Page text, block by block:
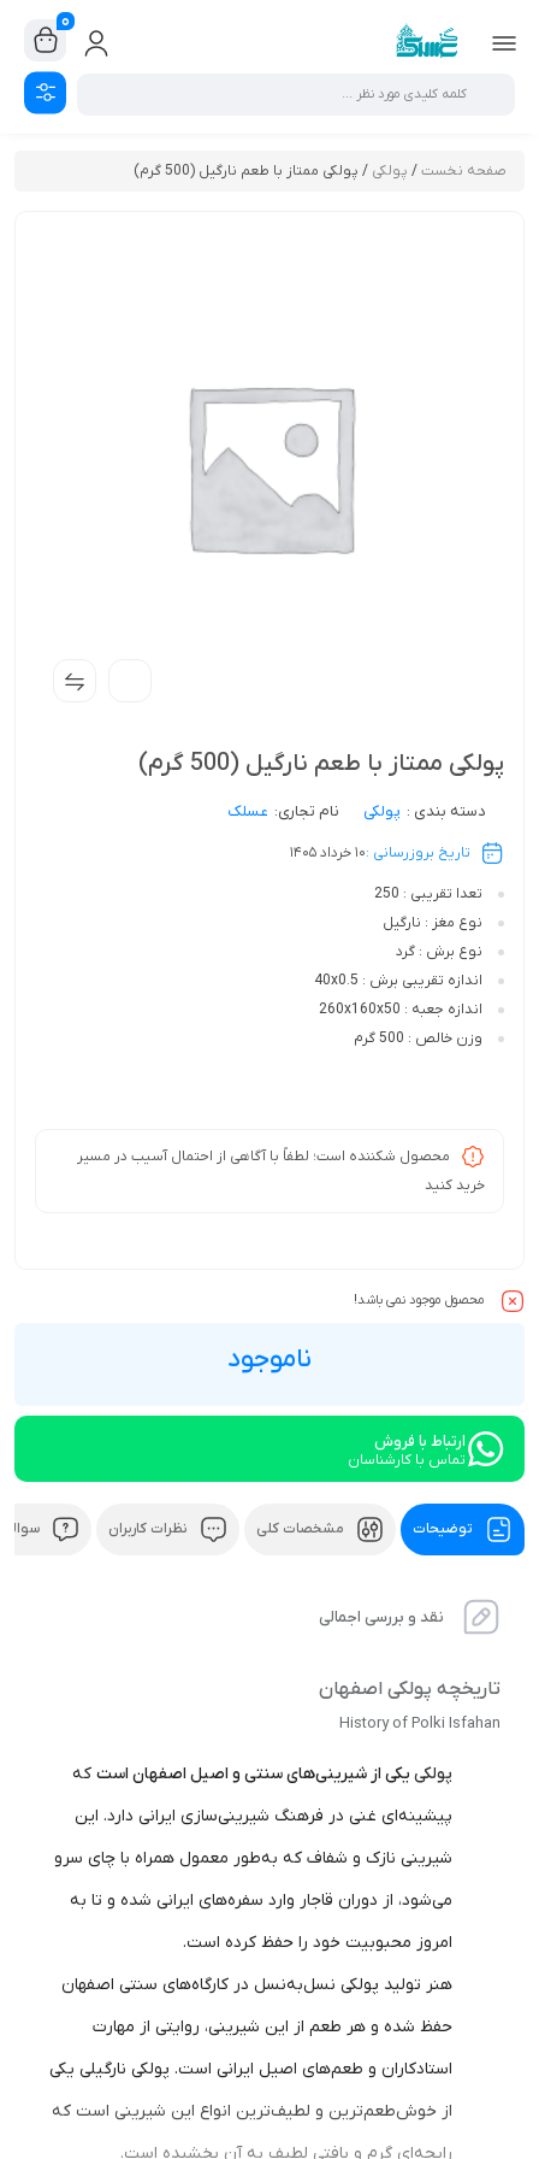
0
صفحه نخست/ پولکی / پولکی ممتاز با طعم نارگیل (500 گرم)
پولکی ممتاز با طعم نارگیل (500 گرم)
دسته بندی : پولکی نام تجاری: عسلک
تاریخ بروزرسانی :10 خرداد 1405
تعدا تقریبی : 250
نوع مغز : نارگیل
نوع برش : گرد
اندازه تقریبی برش : 40x0.5
اندازه جعبه : 260x160x50
وزن خالص : 500 گرم
محصول شکننده است؛ لطفاً با آگاهی از احتمال آسیب در مسیر
خرید کنید
محصول موجود نمی باشد!
ناموجود
ارتباط با فروش
تماس با کارشناسان
توضیحات مشخصات کلی نظرات کاربران
نقد و بررسی اجمالی
تاریخچه پولکی اصفهان
History of Polki Isfahan
پولکی یکی از شیرینی‌های سنتی و اصیل اصفهان است که
پیشینه‌ای غنی در فرهنگ شیرینی‌سازی ایرانی دارد. این
شیرینی نازک و شفاف که به‌طور معمول همراه با چای سرو
می‌شود، از دوران قاجار وارد سفره‌های ایرانی شده و تا به
امروز محبوبیت خود را حفظ کرده است.
هنر تولید پولکی نسل‌به‌نسل در کارگاه‌های سنتی اصفهان
حفظ شده و هر طعم از این شیرینی، روایتی از مهارت
استادکاران و طعم‌های اصیل ایرانی است. پولکی نارگیلی یکی
از خوش‌طعم‌ترین و لطیف‌ترین انواع این شیرینی است که
رایحه‌ای گرم و بافتی لطیف به آن بخشیده است.